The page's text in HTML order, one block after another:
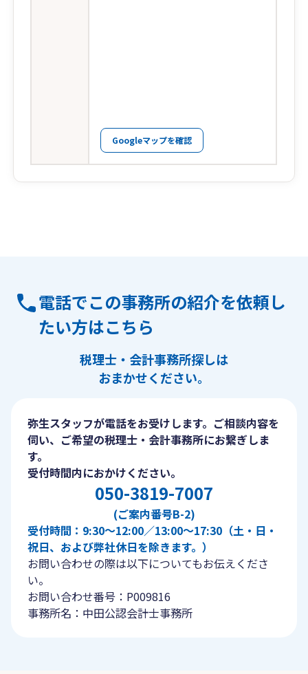
Googleマップを確認
電話でこの事務所の紹介を依頼し
たい方はこちら
税理士・会計事務所探しは
おまかせください。
弥生スタッフが電話をお受けします。ご相談内容を
伺い、ご希望の税理士・会計事務所にお繋ぎしま
す。
受付時間内におかけください。
050-3819-7007
(ご案内番号B-2)
受付時間：9:30〜12:00／13:00〜17:30（土・日・
祝日、および弊社休日を除きます。）
お問い合わせの際は以下についてもお伝えくださ
い。
お問い合わせ番号：P009816
事務所名：中田公認会計士事務所